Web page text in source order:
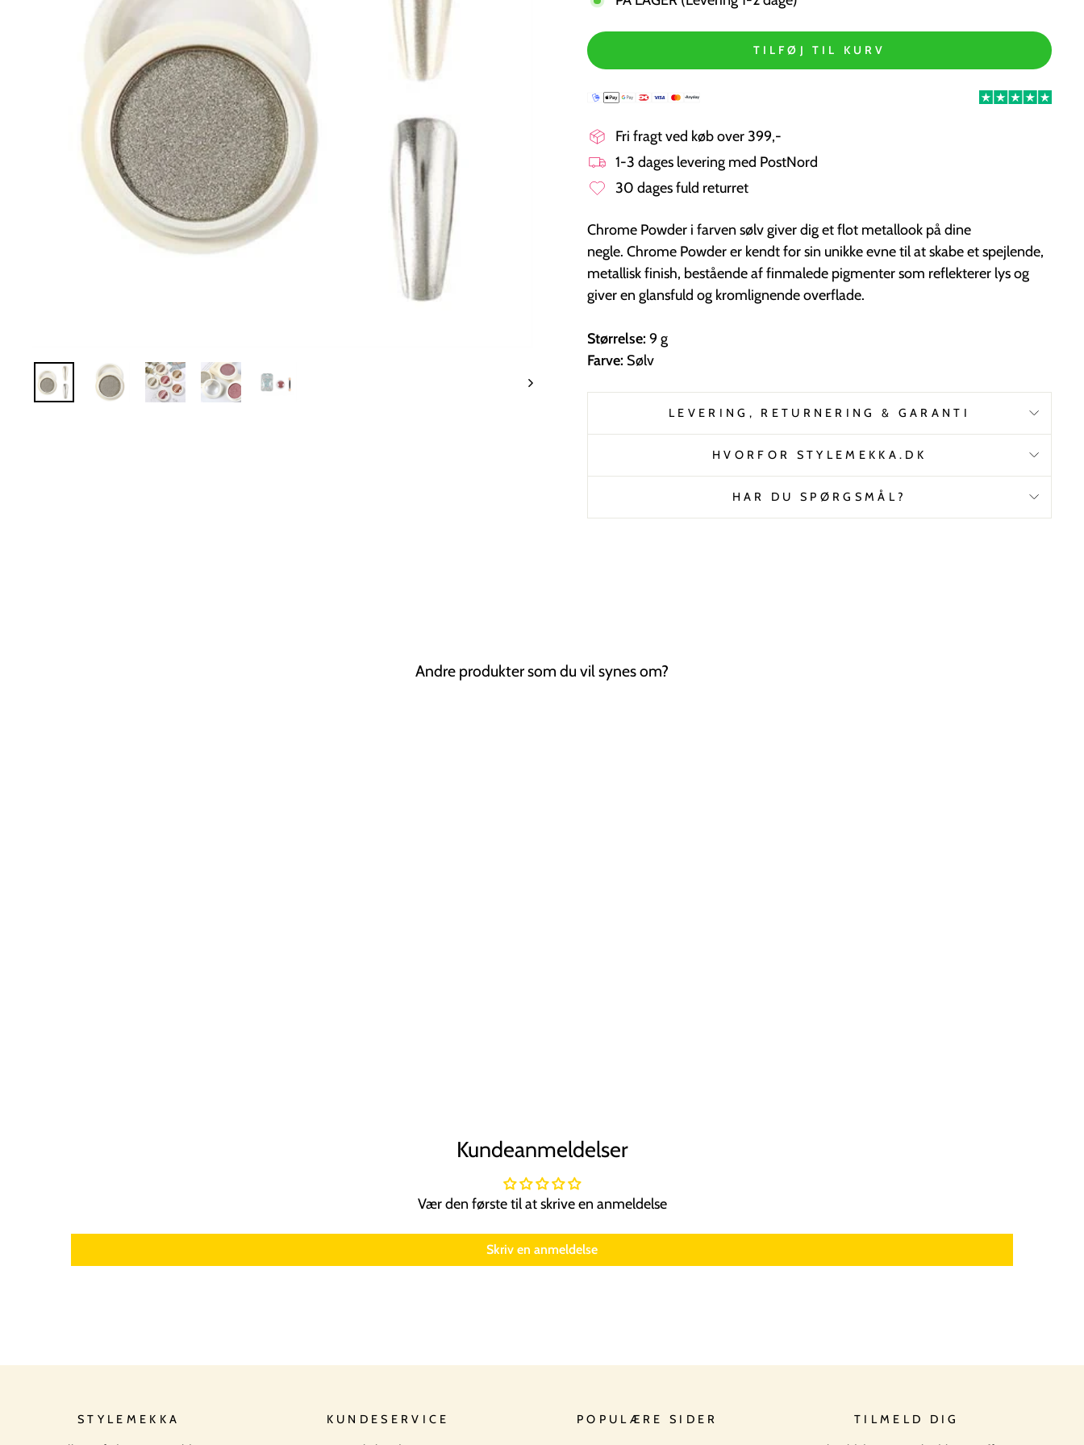
TILFØJ TIL KURV
Fri fragt ved køb over 399,-
1-3 dages levering med PostNord
30 dages fuld returret
Chrome Powder i farven sølv giver dig et flot metallook på dine
negle. Chrome Powder er kendt for sin unikke evne til at skabe et spejlende,
metallisk finish, bestående af finmalede pigmenter som reflekterer lys og
giver en glansfuld og kromlignende overflade.
Størrelse: 9 g
Farve: Sølv
LEVERING, RETURNERING & GARANTI
HVORFOR STYLEMEKKA.DK
HAR DU SPØRGSMÅL?
Andre produkter som du vil synes om?
Kundeanmeldelser
Vær den første til at skrive en anmeldelse
Skriv en anmeldelse
STYLEMEKKA KUNDESERVICE POPULÆRE SIDER TILMELD DIG